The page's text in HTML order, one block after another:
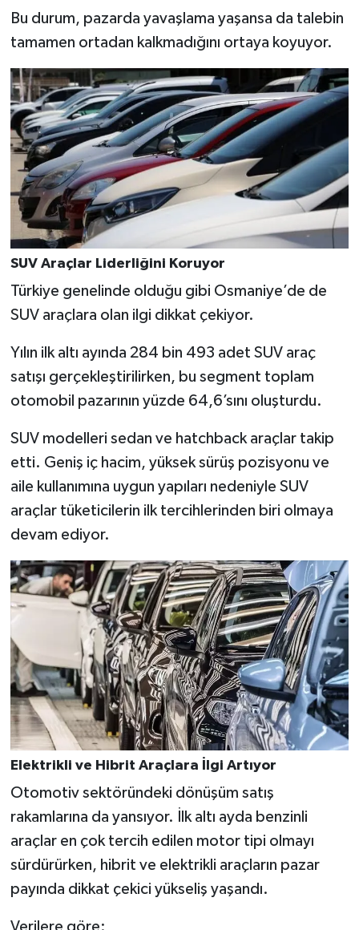
Bu durum, pazarda yavaşlama yaşansa da talebin
tamamen ortadan kalkmadığını ortaya koyuyor.
SUV Araçlar Liderliğini Koruyor
Türkiye genelinde olduğu gibi Osmaniye’de de
SUV araçlara olan ilgi dikkat çekiyor.
Yılın ilk altı ayında 284 bin 493 adet SUV araç
satışı gerçekleştirilirken, bu segment toplam
otomobil pazarının yüzde 64,6’sını oluşturdu.
SUV modelleri sedan ve hatchback araçlar takip
etti. Geniş iç hacim, yüksek sürüş pozisyonu ve
aile kullanımına uygun yapıları nedeniyle SUV
araçlar tüketicilerin ilk tercihlerinden biri olmaya
devam ediyor.
Elektrikli ve Hibrit Araçlara İlgi Artıyor
Otomotiv sektöründeki dönüşüm satış
rakamlarına da yansıyor. İlk altı ayda benzinli
araçlar en çok tercih edilen motor tipi olmayı
sürdürürken, hibrit ve elektrikli araçların pazar
payında dikkat çekici yükseliş yaşandı.